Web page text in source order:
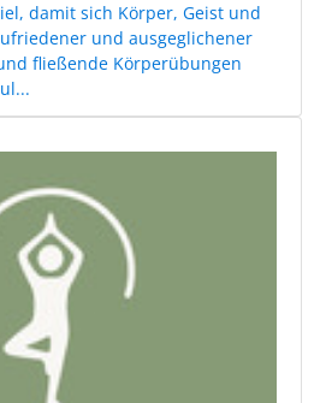
damit sich Körper, Geist und
und ausgeglichener
fließende Körperübungen